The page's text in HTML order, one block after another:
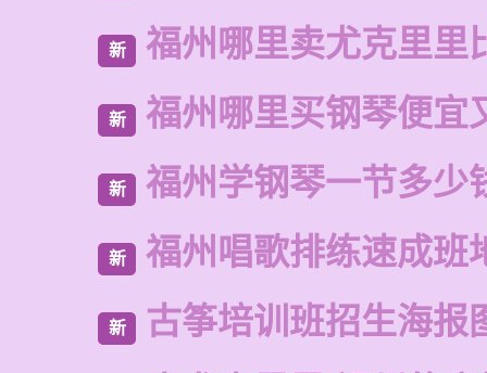
新 福州哪里卖尤克里里
新 福州哪里买钢琴便宜
新 福州学钢琴一节多少
新 福州唱歌排练速成班
新 古筝培训班招生海报